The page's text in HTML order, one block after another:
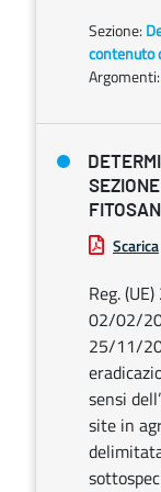
Sezione:
contenuto
Argomenti:
Scarica
Reg.
02/02/
25/11/
sensi
site in